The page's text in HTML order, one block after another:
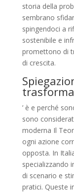
storia della
sembrano
spingendoci a
sostenibile e
promettono di
di crescita.
’ è e perché
sono
moderna Il
ogni azione
opposta. In
specializzando
di scenario e
pratici. Queste